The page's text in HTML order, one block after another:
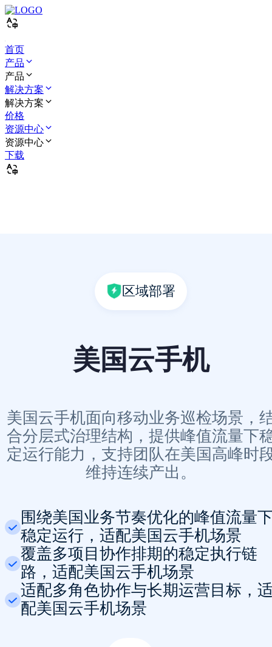
首页
产品
产品
解决方案
解决方案
价格
资源中心
资源中心
下载
区域部署
美国云手机
美国云手机面向移动业务巡检场景，
合分层式治理结构，提供峰值流量下
定运行能力，支持团队在美国高峰时
维持连续产出。
围绕美国业务节奏优化的峰值流量
稳定运行，适配美国云手机场景
覆盖多项目协作排期的稳定执行链
路，适配美国云手机场景
适配多角色协作与长期运营目标，
配美国云手机场景